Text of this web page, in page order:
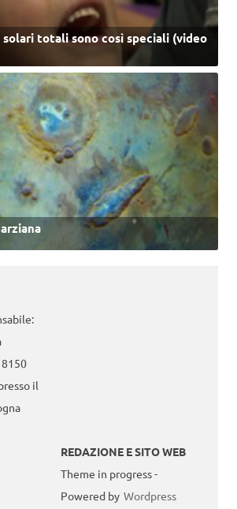
totali sono così speciali (video
il
REDAZIONE E SITO WEB
Theme in progress -
Powered by Wordpress